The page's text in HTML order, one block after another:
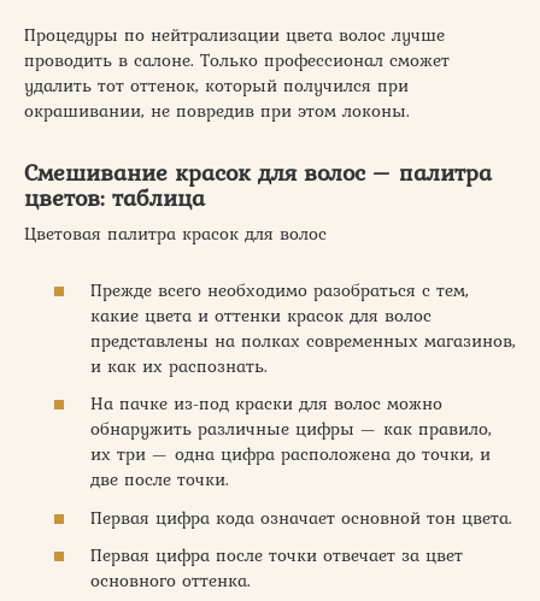
Процедуры по нейтрализации цвета волос лучше
проводить в салоне. Только профессионал сможет
удалить тот оттенок, который получился при
окрашивании, не повредив при этом локоны.
Смешивание красок для волос – палитра
цветов: таблица
Цветовая палитра красок для волос
Прежде всего необходимо разобраться с тем,
какие цвета и оттенки красок для волос
представлены на полках современных магазинов,
и как их распознать.
На пачке из-под краски для волос можно
обнаружить различные цифры — как правило,
их три — одна цифра расположена до точки, и
две после точки.
Первая цифра кода означает основной тон цвета.
Первая цифра после точки отвечает за цвет
основного оттенка.